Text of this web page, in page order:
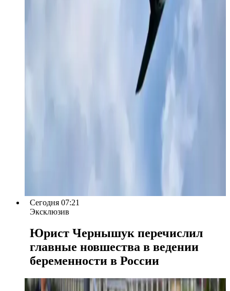
Сегодня 07:21
Эксклюзив
Юрист Чернышук перечислил
главные новшества в ведении
беременности в России